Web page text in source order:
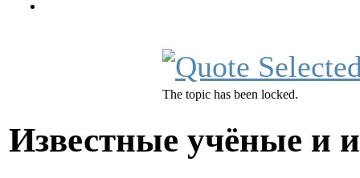
The topic has been locked.
Известные учёные и